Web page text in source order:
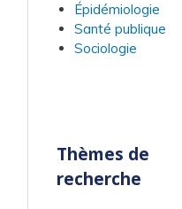
Épidémiologie
Santé publique
Sociologie
Thèmes de
recherche